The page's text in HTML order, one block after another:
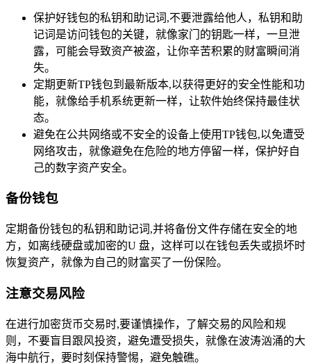
保护好钱包的私钥和助记词,不要泄露给他人，私钥和助
记词是访问钱包的关键，就像家门的钥匙一样，一旦泄
露，可能会导致资产被盗，让你辛苦积累的财富瞬间消
失。
定期更新TP钱包到最新版本,以获得更好的安全性能和功
能，就像给手机系统更新一样，让软件始终保持最佳状
态。
避免在公共网络或不安全的设备上使用TP钱包,以免遭受
网络攻击，就像避免在危险的地方停留一样，保护好自
己的数字资产安全。
备份钱包
定期备份钱包的私钥和助记词,并将备份文件存储在安全的地
方，如离线硬盘或加密的U 盘，这样可以在钱包丢失或损坏时
恢复资产，就像为自己的财富买了一份保险。
注意交易风险
在进行加密货币交易时,要谨慎操作，了解交易的风险和规
则，不要盲目跟风投资，避免遭受损失，就像在波涛汹涌的大
海中航行，要时刻保持警惕，避免触礁。